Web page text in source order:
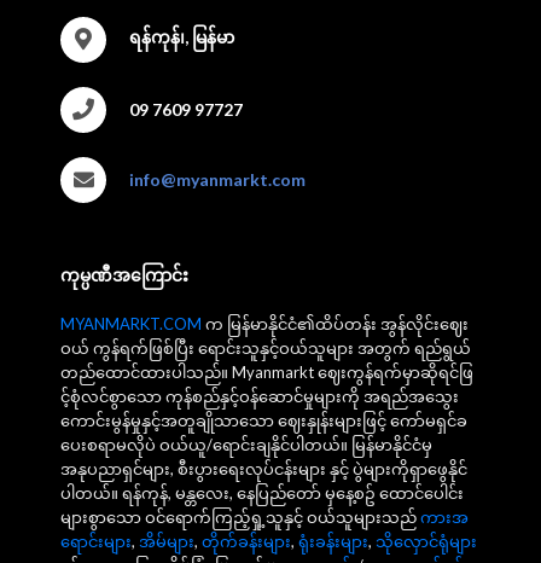
ရန်ကုန်၊, မြန်မာ
09 7609 97727
info@myanmarkt.com
ကုမ္ပဏီအကြောင်း
MYANMARKT.COM က မြန်မာနိုင်ငံ၏ထိပ်တန်း အွန်လိုင်းဈေး
ဝယ် ကွန်ရက်ဖြစ်ပြီး ရောင်းသူနှင့်ဝယ်သူများ အတွက် ရည်ရွယ်
တည်ထောင်ထားပါသည်။ Myanmarkt ဈေးကွန်ရက်မှာဆိုရင်ဖြ
င့်စုံလင်စွာသော ကုန်စည်နှင့်ဝန်ဆောင်မှုများကို အရည်အသွေး
ကောင်းမွန်မှုနှင့်အတူချိုသာသော ဈေးနှုန်းများဖြင့် ကော်မရှင်ခ
ပေးစရာမလိုပဲ ဝယ်ယူ/ရောင်းချနိုင်ပါတယ်။ မြန်မာနိုင်ငံမှ
အနုပညာရှင်များ, စီးပွားရေးလုပ်ငန်းများ နှင့် ပွဲများကိုရှာဖွေနိုင်
ပါတယ်။ ရန်ကုန်, မန္တလေး, နေပြည်တော် မှနေ့စဥ် ထောင်ပေါင်း
များစွာသော ဝင်ရောက်ကြည့်ရှု့သူနှင့် ဝယ်သူများသည်ကားအ
ရောင်းများ, အိမ်များ, တိုက်ခန်းများ, ရုံးခန်းများ, သိုလှောင်ရုံများ